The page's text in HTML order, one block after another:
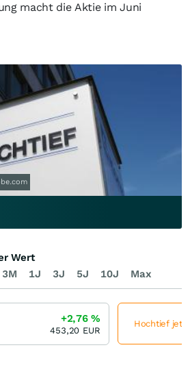
macht die Aktie im Juni
3M 1J 3J 5J 10J Max
Wert
+2,76%
453,20 EUR
Hochtief